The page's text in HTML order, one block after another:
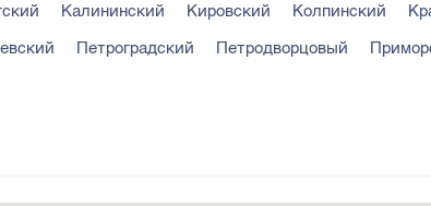
Калининский Кировский Колпинский
Петроградский Петродворцовый